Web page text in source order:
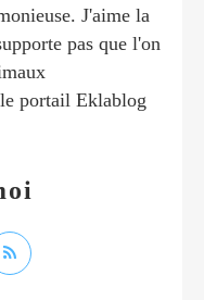
J'aime la
pas que l'on
portail Eklablog